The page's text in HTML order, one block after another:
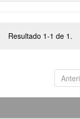
Resultado 1-1 de 1.